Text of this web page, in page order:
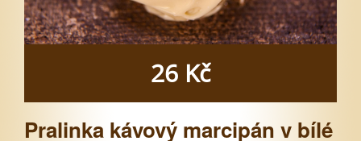
26 Kč
Pralinka kávový marcipán v bílé